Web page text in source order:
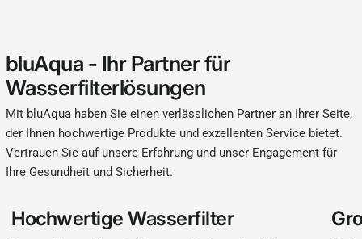
bluAqua - Ihr Partner für
Wasserfilterlösungen
Mit bluAqua haben Sie einen verlässlichen Partner an Ihrer Seite,
der Ihnen hochwertige Produkte und exzellenten Service bietet.
Vertrauen Sie auf unsere Erfahrung und unser Engagement für
Ihre Gesundheit und Sicherheit.
Hochwertige Wasserfilter